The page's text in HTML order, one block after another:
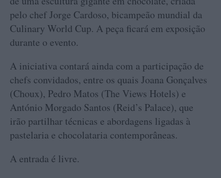
pelo chef Jorge Cardoso, bicampeão mundial da
Culinary World Cup. A peça ficará em exposição
durante o evento.
A iniciativa contará ainda com a participação de
chefs convidados, entre os quais Joana Gonçalves
(Choux), Pedro Matos (The Views Hotels) e
António Morgado Santos (Reid’s Palace), que
irão partilhar técnicas e abordagens ligadas à
pastelaria e chocolataria contemporâneas.
A entrada é livre.